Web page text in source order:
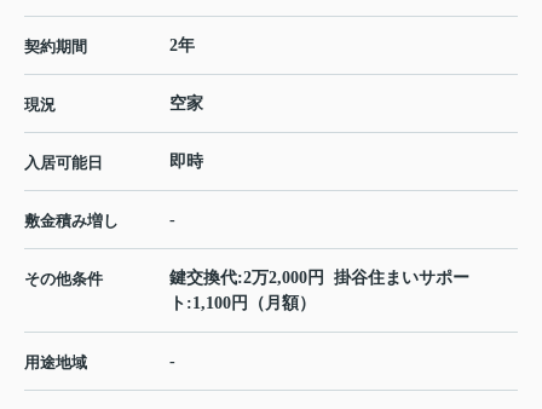
契約期間 2年
現況 空家
入居可能日 即時
敷金積み増し -
その他条件
鍵交換代:2万2,000円 掛谷住まいサポー
ト:1,100円（月額）
用途地域 -